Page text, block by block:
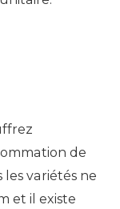
de
variétés ne
et il existe